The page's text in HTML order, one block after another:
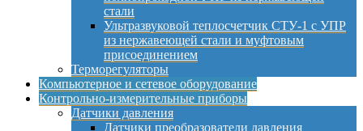
стали
Ультразвуковой теплосчетчик СТУ-1 с УПР
из нержавеющей стали и муфтовым
присоединением
Терморегуляторы
Компьютерное и сетевое оборудование
Контрольно-измерительные приборы
Датчики давления
Датчики преобразователи давления